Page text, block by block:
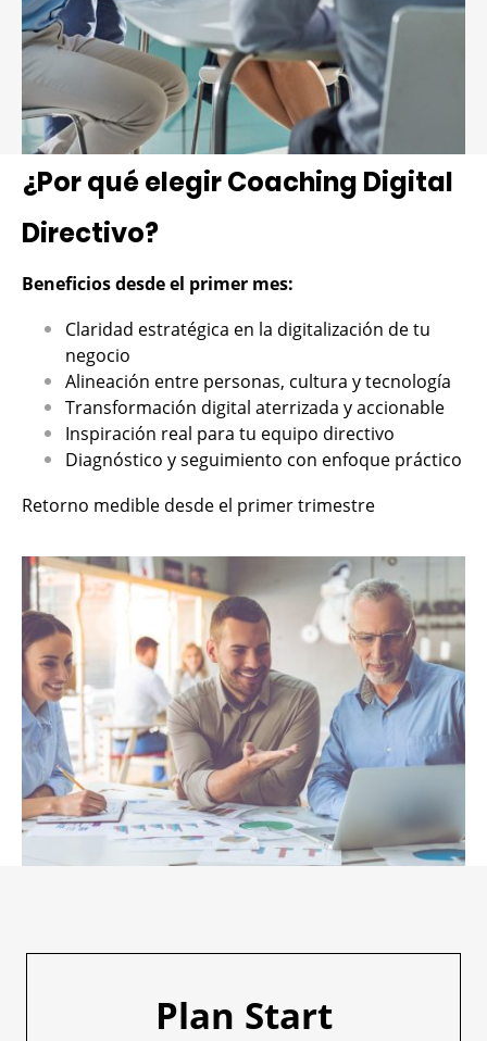
¿Por qué elegir Coaching Digital
Directivo?
Beneficios desde el primer mes:
Claridad estratégica en la digitalización de tu
negocio
Alineación entre personas, cultura y tecnología
Transformación digital aterrizada y accionable
Inspiración real para tu equipo directivo
Diagnóstico y seguimiento con enfoque práctico
Retorno medible desde el primer trimestre
Plan Start